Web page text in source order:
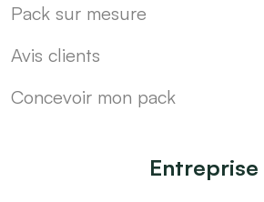
Pack sur mesure
Avis clients
Concevoir mon pack
Entreprise